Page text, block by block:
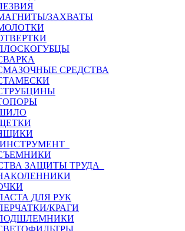
ЗАХВАТЫ
СРЕДСТВА
ЗАЩИТЫ ТРУДА
ДЛЯ РУК
КРАГИ